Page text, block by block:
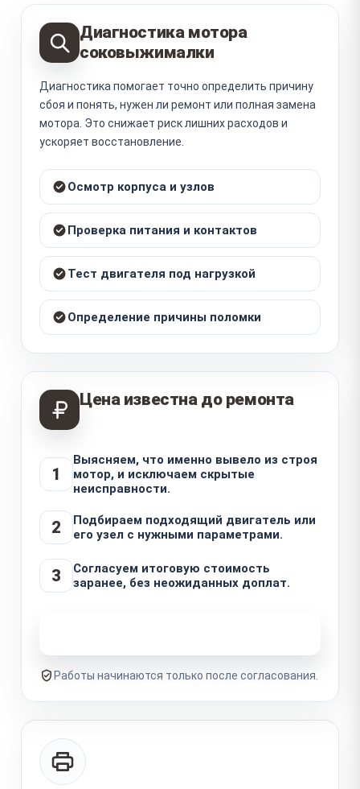
Диагностика мотора
соковыжималки
Диагностика помогает точно определить причину
сбоя и понять, нужен ли ремонт или полная замена
мотора. Это снижает риск лишних расходов и
ускоряет восстановление.
Осмотр корпуса и узлов
Проверка питания и контактов
Тест двигателя под нагрузкой
Определение причины поломки
Цена известна до ремонта
1
Выясняем, что именно вывело из строя
мотор, и исключаем скрытые
неисправности.
2
Подбираем подходящий двигатель или
его узел с нужными параметрами.
3
Согласуем итоговую стоимость
заранее, без неожиданных доплат.
Работы начинаются только после согласования.